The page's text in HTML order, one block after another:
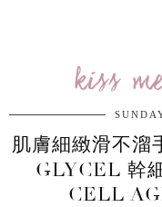
kiss
肌膚細緻滑不
GLYCEL 幹
CELL